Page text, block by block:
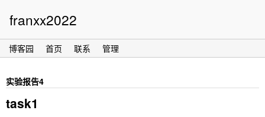
franxx2022
博客园 首页 联系 管理
实验报告4
task1